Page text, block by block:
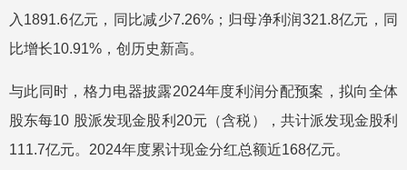
入1891.6亿元，同比减少7.26%；归母净利润321.8亿元，同
比增长10.91%，创历史新高。
与此同时，格力电器披露2024年度利润分配预案，拟向全体
股东每10 股派发现金股利20元（含税），共计派发现金股利
111.7亿元。2024年度累计现金分红总额近168亿元。